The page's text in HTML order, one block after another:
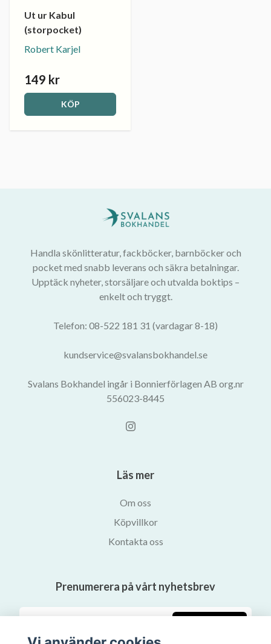
Ut ur Kabul
(storpocket)
Robert Karjel
149 kr
KÖP
Handla skönlitteratur, fackböcker, barnböcker och
pocket med snabb leverans och säkra betalningar.
Upptäck nyheter, storsäljare och utvalda boktips –
enkelt och tryggt.
Telefon: 08-522 181 31 (vardagar 8-18)
kundservice@svalansbokhandel.se
Svalans Bokhandel ingår i Bonnierförlagen AB org.nr
556023-8445
Läs mer
Om oss
Köpvillkor
Kontakta oss
Prenumerera på vårt nyhetsbrev